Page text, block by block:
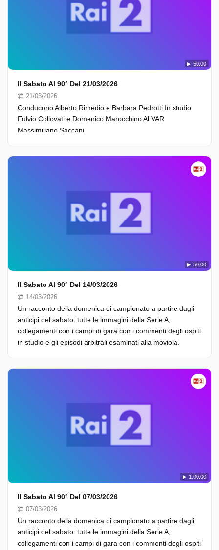
50:00
Il Sabato Al 90° Del 21/03/2026
21/03/2026
Conducono Alberto Rimedio e Barbara Pedrotti In studio
Fulvio Collovati e Domenico Marocchino Al VAR
Massimiliano Saccani.
50:00
Il Sabato Al 90° Del 14/03/2026
14/03/2026
Un racconto della domenica di campionato a partire dagli
anticipi del sabato: tutte le immagini della Serie A,
collegamenti con i campi di gara con i commenti degli ospiti
in studio e gli episodi arbitrali esaminati alla moviola.
1:00:00
Il Sabato Al 90° Del 07/03/2026
07/03/2026
Un racconto della domenica di campionato a partire dagli
anticipi del sabato: tutte le immagini della Serie A,
collegamenti con i campi di gara con i commenti degli ospiti